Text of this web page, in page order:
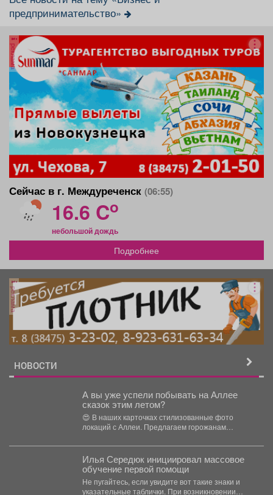
предпринимательство»
реклама
Сейчас в г. Междуреченск (06:55)
16.6 Co
небольшой дождь
Подробнее
реклама
НОВОСТИ
А вы уже успели побывать на Аллее
сказок этим летом?
😍 В наших карточках стилизованные фото
локаций с Аллеи. Предлагаем горожанам
Илья Середюк инициировал массовое
обучение первой помощи
Не пугайтесь, если увидите вот такие знаки и
указательные таблички. При возникновении